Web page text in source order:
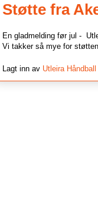
Støtte fra
En gladmelding før jul -
Vi takker så mye for
Lagt inn av Utleira